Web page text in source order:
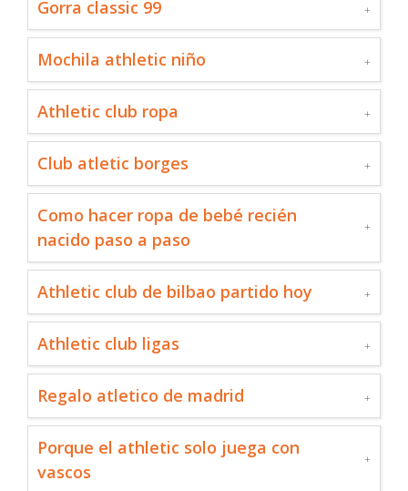
Gorra classic 99
Mochila athletic niño
Athletic club ropa
Club atletic borges
Como hacer ropa de bebé recién
nacido paso a paso
Athletic club de bilbao partido hoy
Athletic club ligas
Regalo atletico de madrid
Porque el athletic solo juega con
vascos